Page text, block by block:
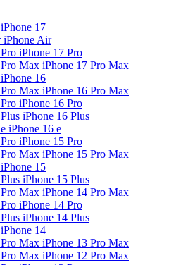
iPhone 17
iPhone Air
iPhone 17 Pro
iPhone 17 Pro Max
iPhone 16
iPhone 16 Pro Max
iPhone 16 Pro
iPhone 16 Plus
iPhone 16 e
iPhone 15 Pro
iPhone 15 Pro Max
iPhone 15
iPhone 15 Plus
iPhone 14 Pro Max
iPhone 14 Pro
iPhone 14 Plus
iPhone 14
iPhone 13 Pro Max
iPhone 12 Pro Max